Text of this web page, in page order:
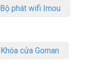
Bộ phát wifi Imou
Khóa cửa Goman